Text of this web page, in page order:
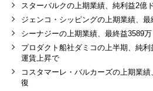
スターバルクの上期業績、純利益2億
ジェンコ・シッピングの上期業績、
シーナジーの上期業績、最終益3589
プロダクト船社ダミコの上半期、純
運賃上昇で
コスタマーレ・バルカーズの上期業
復